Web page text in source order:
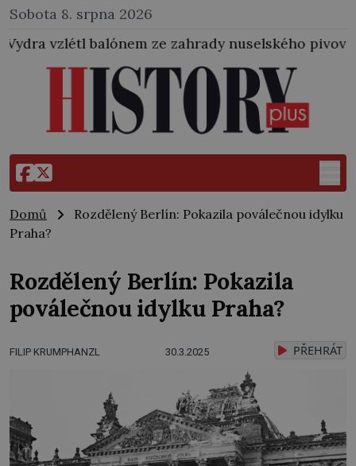
Sobota 8. srpna 2026
ze zahrady nuselského pivovaru a stal se tak
Domů
Rozdělený Berlín: Pokazila poválečnou idylku
Praha?
Rozdělený Berlín: Pokazila
poválečnou idylku Praha?
FILIP KRUMPHANZL 30.3.2025 PŘEHRÁT